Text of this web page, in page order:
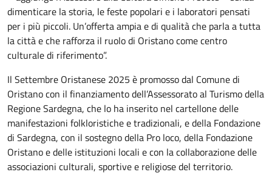
dimenticare la storia, le feste popolari e i laboratori pensati
per i più piccoli. Un’offerta ampia e di qualità che parla a tutta
la città e che rafforza il ruolo di Oristano come centro
culturale di riferimento”.
Il Settembre Oristanese 2025 è promosso dal Comune di
Oristano con il finanziamento dell’Assessorato al Turismo della
Regione Sardegna, che lo ha inserito nel cartellone delle
manifestazioni folkloristiche e tradizionali, e della Fondazione
di Sardegna, con il sostegno della Pro loco, della Fondazione
Oristano e delle istituzioni locali e con la collaborazione delle
associazioni culturali, sportive e religiose del territorio.